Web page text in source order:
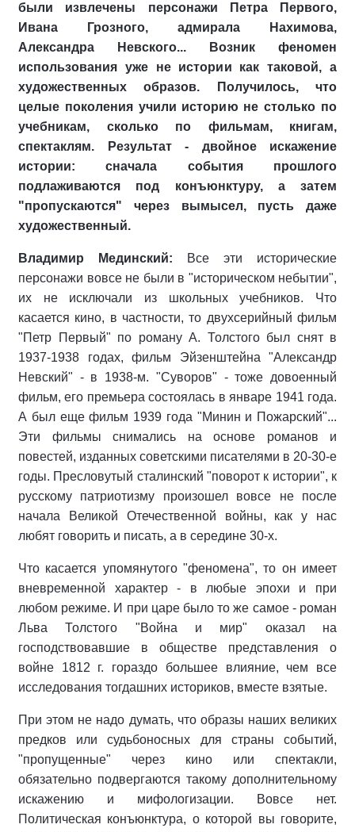
были извлечены персонажи Петра Первого,
Ивана Грозного, адмирала Нахимова,
Александра Невского... Возник феномен
использования уже не истории как таковой, а
художественных образов. Получилось, что
целые поколения учили историю не столько по
учебникам, сколько по фильмам, книгам,
спектаклям. Результат - двойное искажение
истории: сначала события прошлого
подлаживаются под конъюнктуру, а затем
"пропускаются" через вымысел, пусть даже
художественный.
Владимир Мединский: Все эти исторические
персонажи вовсе не были в "историческом небытии",
их не исключали из школьных учебников. Что
касается кино, в частности, то двухсерийный фильм
"Петр Первый" по роману А. Толстого был снят в
1937-1938 годах, фильм Эйзенштейна "Александр
Невский" - в 1938-м. "Суворов" - тоже довоенный
фильм, его премьера состоялась в январе 1941 года.
А был еще фильм 1939 года "Минин и Пожарский"...
Эти фильмы снимались на основе романов и
повестей, изданных советскими писателями в 20-30-е
годы. Пресловутый сталинский "поворот к истории", к
русскому патриотизму произошел вовсе не после
начала Великой Отечественной войны, как у нас
любят говорить и писать, а в середине 30-х.
Что касается упомянутого "феномена", то он имеет
вневременной характер - в любые эпохи и при
любом режиме. И при царе было то же самое - роман
Льва Толстого "Война и мир" оказал на
господствовавшие в обществе представления о
войне 1812 г. гораздо большее влияние, чем все
исследования тогдашних историков, вместе взятые.
При этом не надо думать, что образы наших великих
предков или судьбоносных для страны событий,
"пропущенные" через кино или спектакли,
обязательно подвергаются такому дополнительному
искажению и мифологизации. Вовсе нет.
Политическая конъюнктура, о которой вы говорите,